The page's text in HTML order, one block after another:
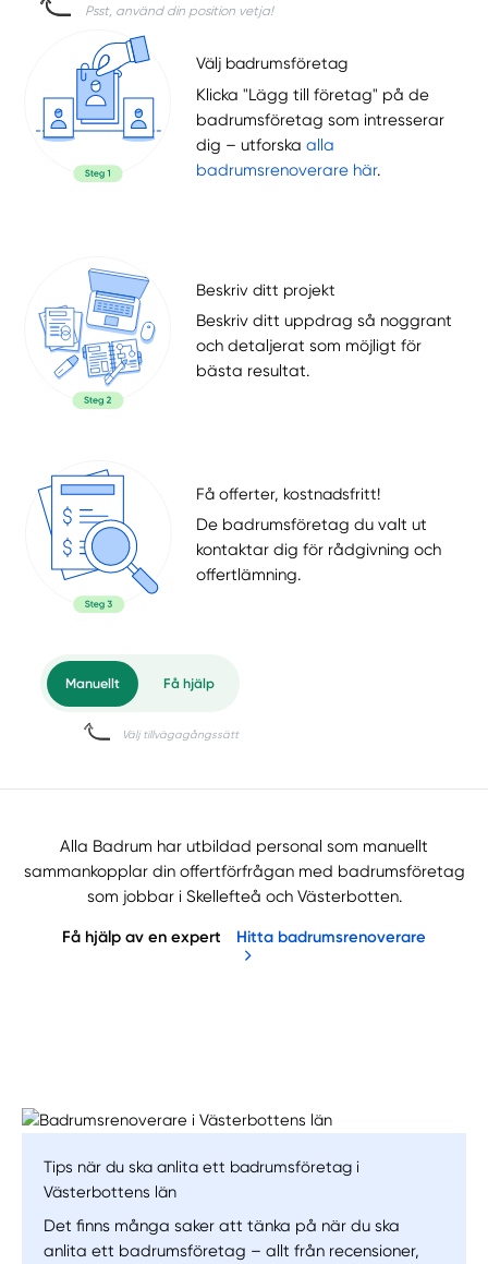
Psst, använd din position vetja!
Välj badrumsföretag
Klicka "Lägg till företag" på de
badrumsföretag som intresserar
dig – utforskaalla
badrumsrenoverare här.
Beskriv ditt projekt
Beskriv ditt uppdrag så noggrant
och detaljerat som möjligt för
bästa resultat.
Få offerter, kostnadsfritt!
De badrumsföretag du valt ut
kontaktar dig för rådgivning och
offertlämning.
Alla Badrum har utbildad personal som manuellt
sammankopplar din offertförfrågan med badrumsföretag
som jobbar i Skellefteå och Västerbotten.
Få hjälp av en expert Hitta badrumsrenoverare
Tips när du ska anlita ett badrumsföretag i
Västerbottens län
Det finns många saker att tänka på när du ska
anlita ett badrumsföretag – allt från recensioner,